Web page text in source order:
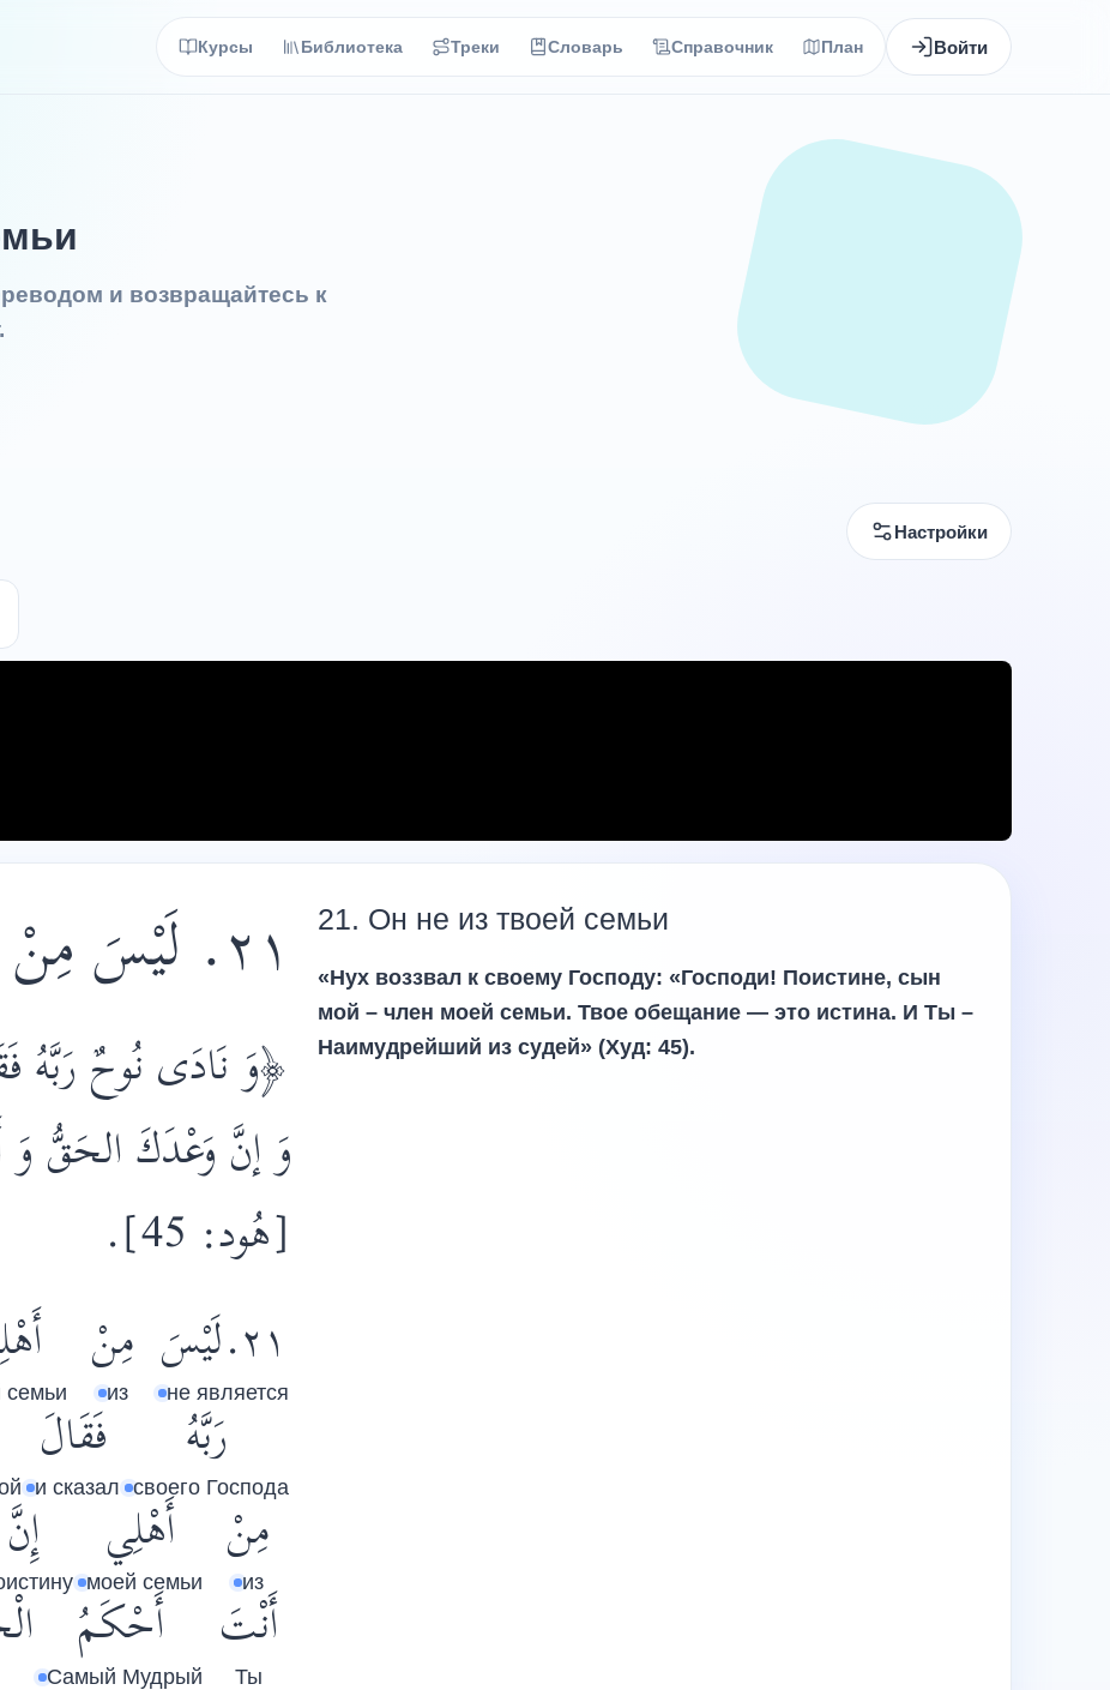
Курсы Библиотека Треки Словарь Справочник План Войти
и возвращайтесь к
Настройки
٢‎١‏. لَيْسَ مِنْ أَهْلِكَ
﴿وَ نَادَى نُوحٌ رَبَّهُ
وَ إنَّ وَعْدَكَ الحَقُّ
[هُود: 45].
٢١.لَيْسَ
не является
مِنْ
из
семьи
رَبَّهُ
своего Господа
فَقَالَ
и сказал
مِنْ
из
أَهْلِي
моей семьи
إِنَّ
أَنْتَ
Ты
أَحْكَمُ
Самый Мудрый
21. Он не из твоей семьи
«Нух воззвал к своему Господу: «Господи! Поистине, сын
мой – член моей семьи. Твое обещание — это истина. И Ты –
Наимудрейший из судей» (Худ: 45).